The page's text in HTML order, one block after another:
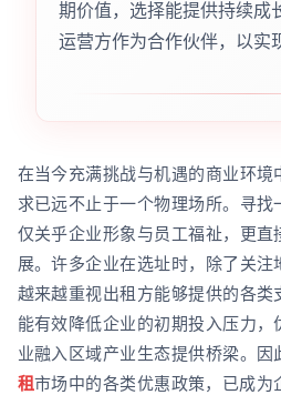
期价值，选择能提供持续成
运营方作为合作伙伴，以实
在当今充满挑战与机遇的商业环境
求已远不止于一个物理场所。寻
仅关乎企业形象与员工福祉，更直
展。许多企业在选址时，除了关
越来越重视出租方能够提供的各类
能有效降低企业的初期投入压力
业融入区域产业生态提供桥梁。因
租市场中的各类优惠政策，已成为